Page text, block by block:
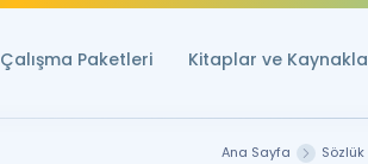
Çalışma Paketleri Kitaplar ve
Ana Sayfa Sözlük